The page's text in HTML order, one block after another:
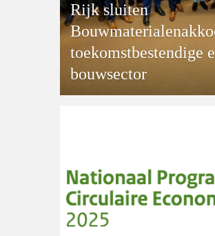
Rijk sluiten
toekomstbestendige
bouwsector